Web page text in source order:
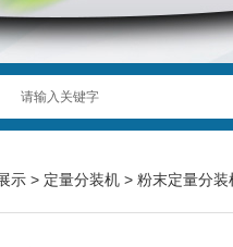
示 > 定量分装机 > 粉末定量分装